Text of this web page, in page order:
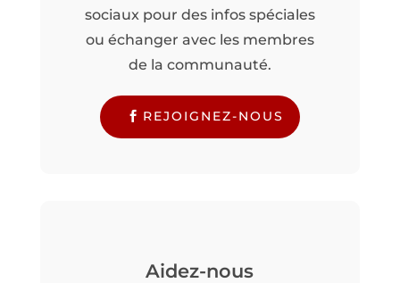
sociaux pour des infos spéciales
ou échanger avec les membres
de la communauté.
REJOIGNEZ-NOUS
Aidez-nous